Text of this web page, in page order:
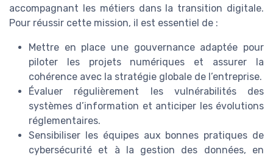
accompagnant les métiers dans la transition digitale.
Pour réussir cette mission, il est essentiel de :
Mettre en place une gouvernance adaptée pour
piloter les projets numériques et assurer la
cohérence avec la stratégie globale de l’entreprise.
Évaluer régulièrement les vulnérabilités des
systèmes d’information et anticiper les évolutions
réglementaires.
Sensibiliser les équipes aux bonnes pratiques de
cybersécurité et à la gestion des données, en